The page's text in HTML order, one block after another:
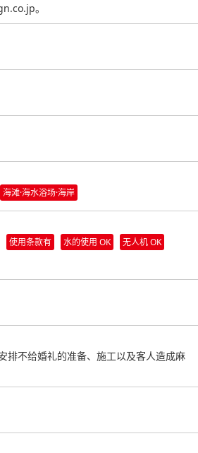
。
海滩·海水浴场·海岸
使用条款有 水的使用 OK
无人机 OK
排不给婚礼的准备、施工以及客人造成麻